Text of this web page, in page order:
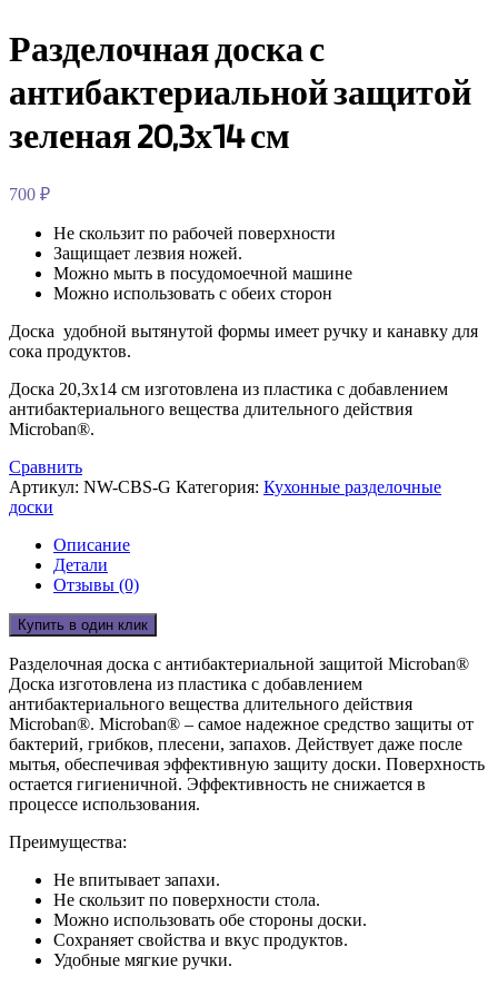
Разделочная доска с
антибактериальной защитой
зеленая 20,3х14 см
700 ₽
Не скользит по рабочей поверхности
Защищает лезвия ножей.
Можно мыть в посудомоечной машине
Можно использовать с обеих сторон
Доска удобной вытянутой формы имеет ручку и канавку для
сока продуктов.
Доска 20,3х14 см изготовлена из пластика с добавлением
антибактериального вещества длительного действия
Microban®.
Сравнить
Артикул: NW-CBS-G Категория: Кухонные разделочные
доски
Описание
Детали
Отзывы (0)
Купить в один клик
Разделочная доска с антибактериальной защитой Microban®
Доска изготовлена из пластика с добавлением
антибактериального вещества длительного действия
Microban®. Microban® – самое надежное средство защиты от
бактерий, грибков, плесени, запахов. Действует даже после
мытья, обеспечивая эффективную защиту доски. Поверхность
остается гигиеничной. Эффективность не снижается в
процессе использования.
Преимущества:
Не впитывает запахи.
Не скользит по поверхности стола.
Можно использовать обе стороны доски.
Сохраняет свойства и вкус продуктов.
Удобные мягкие ручки.